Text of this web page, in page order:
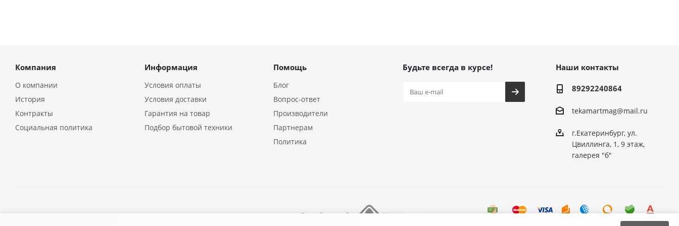
Компания
О компании
История
Контракты
Социальная политика
Информация
Условия оплаты
Условия доставки
Гарантия на товар
Подбор бытовой техники
Помощь
Блог
Вопрос-ответ
Производители
Партнерам
Политика
Будьте всегда в курсе! Наши контакты
89292240864
tekamartmag@mail.ru
г.Екатеринбург, ул.
Цвиллинга, 1, 9 этаж,
галерея "б"
Разработка сайта